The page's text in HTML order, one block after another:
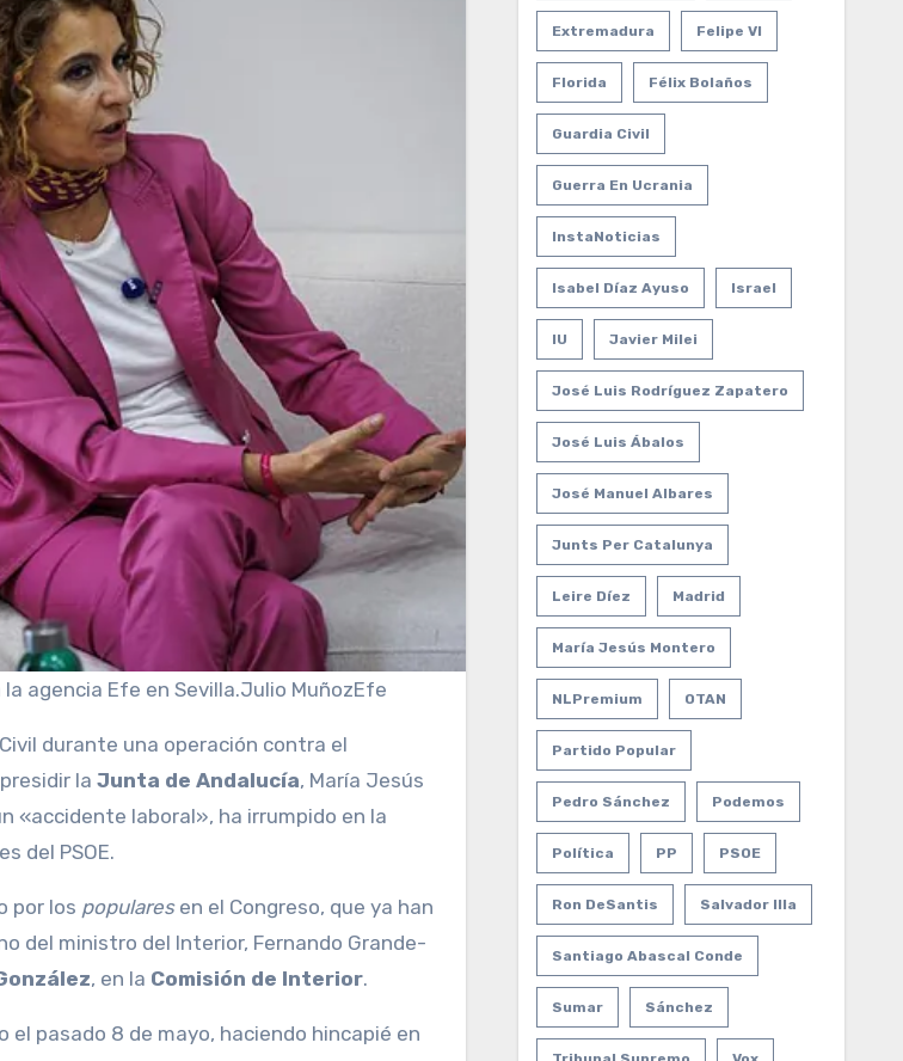
agencia Efe en Sevilla.Julio MuñozEfe
la Junta de Andalucía, María Jesús
«accidente laboral», ha irrumpido en la
del PSOE.
por los popularesen el Congreso, que ya han
del ministro del Interior, Fernando Grande-
, en la Comisión de Interior.
el pasado 8 de mayo, haciendo hincapié en
Extremadura Felipe VI
Florida Félix Bolaños
Guardia Civil
Guerra En Ucrania
InstaNoticias
Isabel Díaz Ayuso Israel
IU Javier Milei
José Luis Rodríguez Zapatero
José Luis Ábalos
José Manuel Albares
Junts Per Catalunya
Leire Díez Madrid
María Jesús Montero
NLPremium OTAN
Partido Popular
Pedro Sánchez Podemos
Política PP PSOE
Ron DeSantis Salvador Illa
Santiago Abascal Conde
Sumar Sánchez